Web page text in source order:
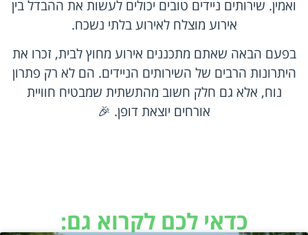
ואמין. שירותים ניידים טובים יכולים לעשות את ההבדל בין
אירוע מוצלח לאירוע בלתי נשכח.
בפעם הבאה שאתם מתכננים אירוע מחוץ לבית, זכרו את
היתרונות הרבים של השירותים הניידים. הם לא רק פתרון
נוח, אלא גם חלק חשוב מהתשתית שמבטיח חוויית
אורחים יוצאת דופן. 🎉
כדאי לכם לקרוא גם: